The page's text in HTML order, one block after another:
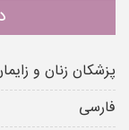
پزشکان زنان و
فارسی